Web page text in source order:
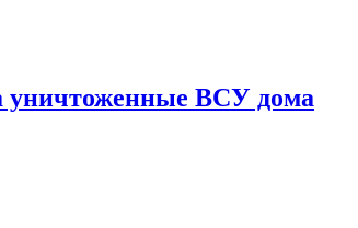
уничтоженные ВСУ дома